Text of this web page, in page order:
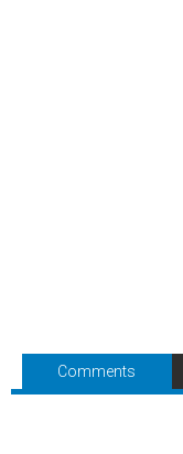
Comments